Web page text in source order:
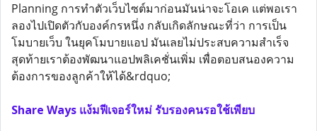
Planning การทำตัวเว็บไซต์มาก่อนมันน่าจะโอเค แต่พอเรา
ลองไปเปิดตัวกับองค์กรหนึ่ง กลับเกิดลักษณะที่ว่า การเป็น
โมบายเว็บ ในยุคโมบายแอป มันเลยไม่ประสบความสำเร็จ
สุดท้ายเราต้องพัฒนาแอปพลิเคชั่นเพิ่ม เพื่อตอบสนองความ
ต้องการของลูกค้าให้ได้&rdquo;
Share Ways แง้มฟีเจอร์ใหม่ รับรองคนรอใช้เพียบ